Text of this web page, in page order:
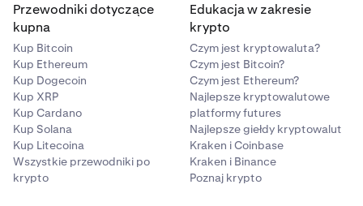
Przewodniki dotyczące
kupna
Kup Bitcoin
Kup Ethereum
Kup Dogecoin
Kup XRP
Kup Cardano
Kup Solana
Kup Litecoina
Wszystkie przewodniki po
krypto
Edukacja w zakresie
krypto
Czym jest kryptowaluta?
Czym jest Bitcoin?
Czym jest Ethereum?
Najlepsze kryptowalutowe
platformy futures
Najlepsze giełdy kryptowalut
Kraken i Coinbase
Kraken i Binance
Poznaj krypto